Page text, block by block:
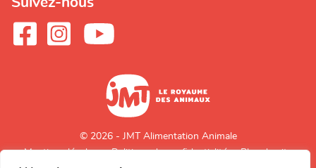
© 2026 - JMT Alimentation Animale
Mentions légales
Politique de confidentialité Plan du site